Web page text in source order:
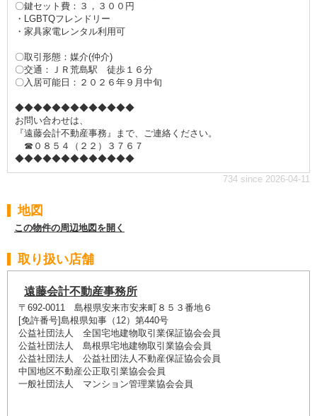
〇鍵セット費：３，３００円
・LGBTQフレンドリー
・家具家電レンタル利用可
〇取引形態：媒介(仲介)
〇交通：ＪＲ荒島駅 徒歩１６分
〇入居可能日：２０２６年９月中旬
◆◆◆◆◆◆◆◆◆◆◆◆◆
お問い合わせは、
『遠藤会計不動産事務』まで、ご連絡ください。
☎０８５４（２２）３７６７
◆◆◆◆◆◆◆◆◆◆◆◆◆
734 since 2026-04-11
地図
この物件の周辺地図を開く
取り扱い店舗
遠藤会計不動産事務所
〒692-0011 島根県安来市安来町８５３番地６
[免許番号]島根県知事（12）第440号
公益社団法人 全国宅地建物取引業保証協会会員
公益社団法人 島根県宅地建物取引業協会会員
公益社団法人 公益社団法人不動産保証協会会員
中国地区不動産公正取引業協会会員
一般社団法人 マンション管理業協会会員